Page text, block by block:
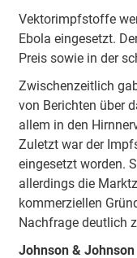
Vektorimpfstoffe
Ebola eingesetzt.
Preis sowie in der
Zwischenzeitlich
von Berichten über
allem in den
Zuletzt war der
eingesetzt worden.
allerdings die
kommerziellen
Nachfrage deutlich
Johnson & Johnson